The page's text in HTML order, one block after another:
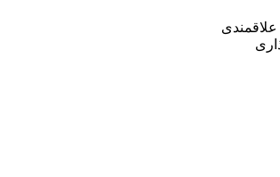
علاقمندی